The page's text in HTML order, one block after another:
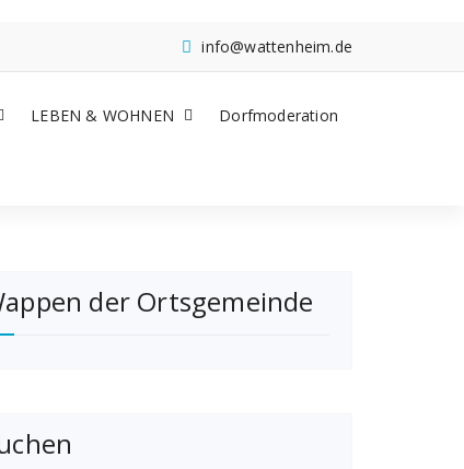
info@wattenheim.de
LEBEN & WOHNEN Dorfmoderation
der Ortsgemeinde